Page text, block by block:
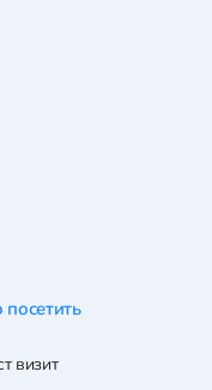
посетить
визит